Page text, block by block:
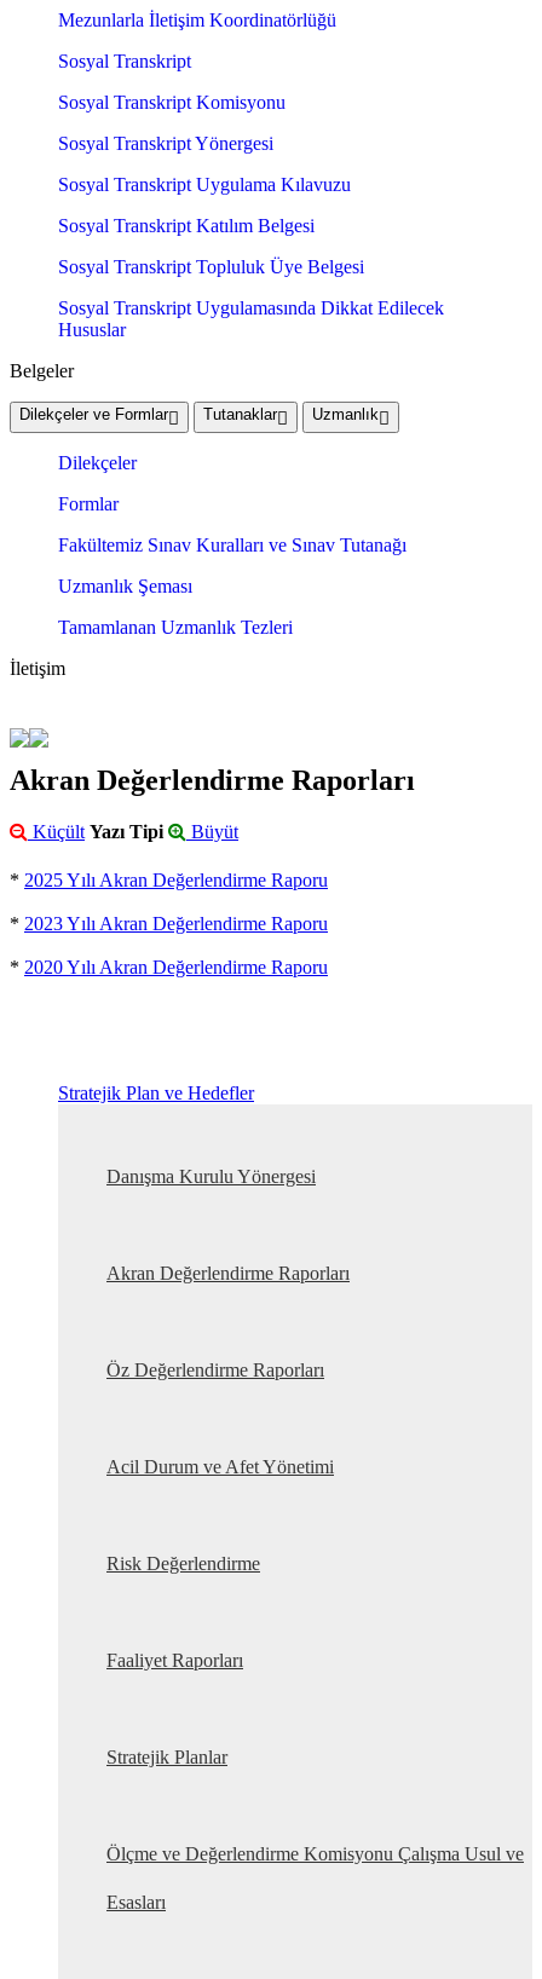
Mezunlarla İletişim Koordinatörlüğü
Sosyal Transkript
Sosyal Transkript Komisyonu
Sosyal Transkript Yönergesi
Sosyal Transkript Uygulama Kılavuzu
Sosyal Transkript Katılım Belgesi
Sosyal Transkript Topluluk Üye Belgesi
Sosyal Transkript Uygulamasında Dikkat Edilecek
Hususlar
Belgeler
Dilekçeler ve Formlar Tutanaklar Uzmanlık
Dilekçeler
Formlar
Fakültemiz Sınav Kuralları ve Sınav Tutanağı
Uzmanlık Şeması
Tamamlanan Uzmanlık Tezleri
İletişim
Akran Değerlendirme Raporları
Küçült Yazı Tipi Büyüt
* 2025 Yılı Akran Değerlendirme Raporu
* 2023 Yılı Akran Değerlendirme Raporu
* 2020 Yılı Akran Değerlendirme Raporu
Stratejik Plan ve Hedefler
Danışma Kurulu Yönergesi
Akran Değerlendirme Raporları
Öz Değerlendirme Raporları
Acil Durum ve Afet Yönetimi
Risk Değerlendirme
Faaliyet Raporları
Stratejik Planlar
Ölçme ve Değerlendirme Komisyonu Çalışma Usul ve
Esasları